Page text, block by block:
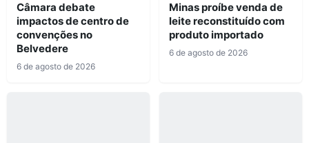
Câmara debate
impactos de centro de
convenções no
Belvedere
6 de agosto de 2026
Minas proíbe venda de
leite reconstituído com
produto importado
6 de agosto de 2026